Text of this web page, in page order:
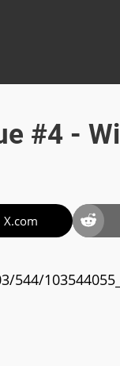
#4 -
X.com